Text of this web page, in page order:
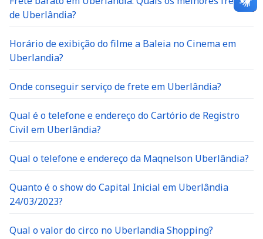
de Uberlândia?
Horário de exibição do filme a Baleia no Cinema em
Uberlandia?
Onde conseguir serviço de frete em Uberlândia?
Qual é o telefone e endereço do Cartório de Registro
Civil em Uberlândia?
Qual o telefone e endereço da Maqnelson Uberlândia?
Quanto é o show do Capital Inicial em Uberlândia
24/03/2023?
Qual o valor do circo no Uberlandia Shopping?